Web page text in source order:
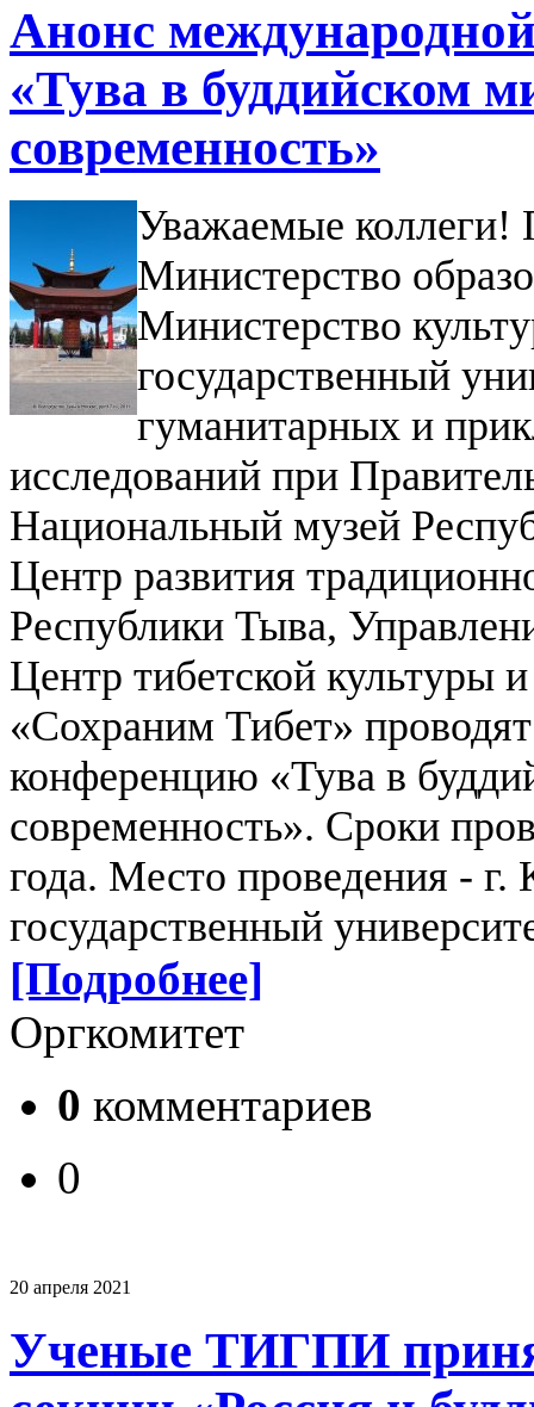
Анонс
«Тува в буддийском
современность»
Уважаемые коллеги!
Министерство
Министерство
государственный
гуманитарных и
исследований при
Национальный музей
Центр развития
Республики Тыва,
Центр тибетской
«Сохраним Тибет»
конференцию «Тува в
современность». Сроки
года. Место проведения -
государственный
[Подробнее]
Оргкомитет
0 комментариев
0
20 апреля 2021
Ученые ТИГПИ